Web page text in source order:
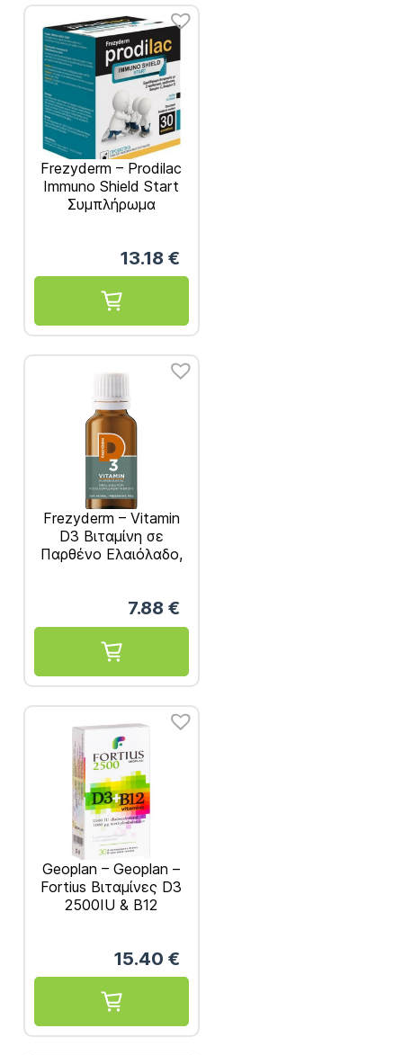
Frezyderm – Prodilac
Immuno Shield Start
Συμπλήρωμα
πρεβιοτικό, βιταμίνη
C και D 30 φακελάκια
13.18 €
Frezyderm – Vitamin
D3 Βιταμίνη σε
Παρθένο Ελαιόλαδο,
Σταγόνες 20ml
7.88 €
Geoplan – Geoplan –
Fortius Βιταμίνες D3
2500IU & B12
Λειτουργία του
Ανοσοποιητικού
Συστήματος 30
ταμπλέτες
15.40 €